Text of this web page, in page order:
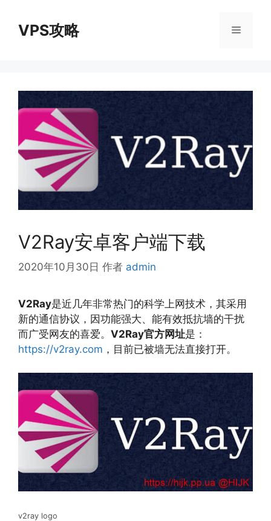
VPS攻略 菜
V2Ray安卓客户端下载
2020年10月30日 作者 admin
V2Ray是近几年非常热门的科学上网技术，其采用
新的通信协议，因功能强大、能有效抵抗墙的干扰
而广受网友的喜爱。 V2Ray官方网址是：
https://v2ray.com ，目前已被墙无法直接打开。
v2ray logo